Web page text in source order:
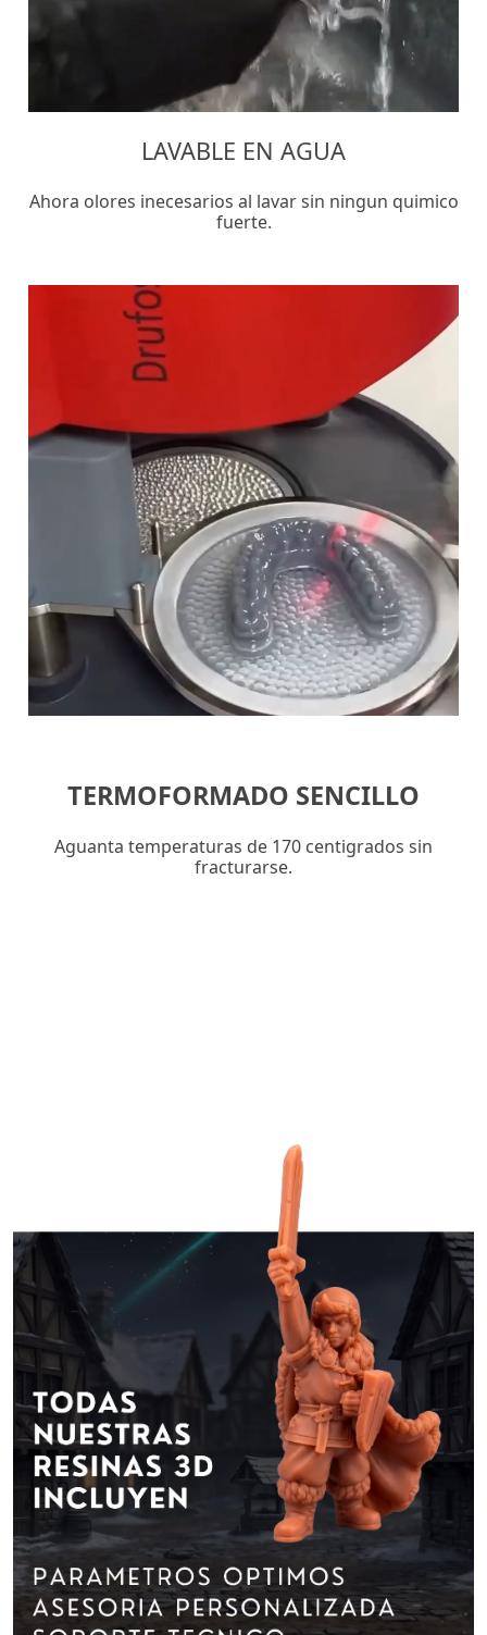
LAVABLE EN AGUA
Ahora olores inecesarios al lavar sin ningun quimico
fuerte.
TERMOFORMADO SENCILLO
Aguanta temperaturas de 170 centigrados sin
fracturarse.